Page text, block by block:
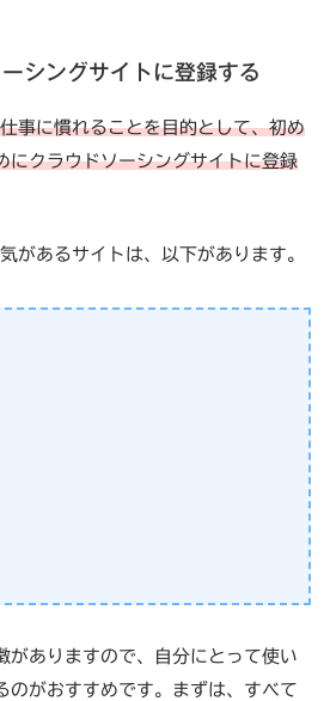
シングサイトに登録する
事に慣れることを目的として、初め
にクラウドソーシングサイトに登録
があるサイトは、以下があります。
がありますので、自分にとって使い
のがおすすめです。まずは、すべて